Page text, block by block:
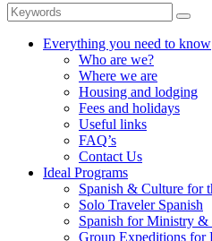
Everything you need to know
Who are we?
Where we are
Housing and lodging
Fees and holidays
Useful links
FAQ’s
Contact Us
Ideal Programs
Spanish & Culture for
Solo Traveler Spanish
Spanish for Ministry &
Group Expeditions for